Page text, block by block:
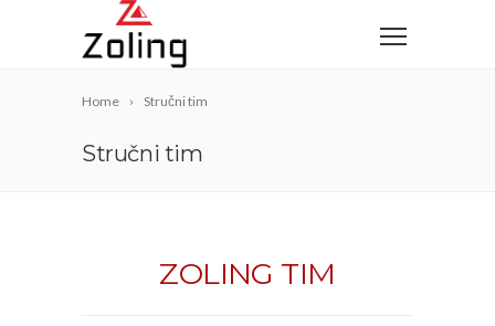
Home Stručni tim
Stručni tim
ZOLING TIM